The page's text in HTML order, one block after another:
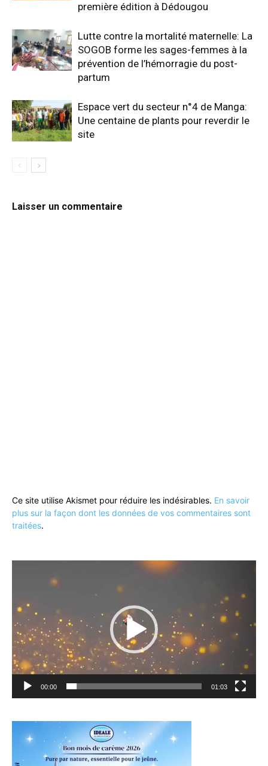
première édition à Dédougou
Lutte contre la mortalité maternelle: La
SOGOB forme les sages-femmes à la
prévention de l’hémorragie du post-
partum
Espace vert du secteur n°4 de Manga:
Une centaine de plants pour reverdir le
site
Laisser un commentaire
Ce site utilise Akismet pour réduire les indésirables. En savoir
plus sur la façon dont les données de vos commentaires sont
traitées.
00:00 01:03